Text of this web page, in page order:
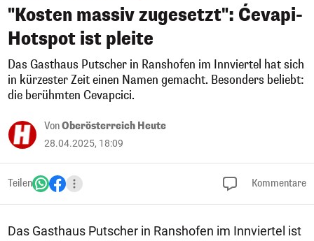
"Kosten massiv zugesetzt": Ćevapi-
Hotspot ist pleite
Das Gasthaus Putscher in Ranshofen im Innviertel hat sich
in kürzester Zeit einen Namen gemacht. Besonders beliebt:
die berühmten Cevapcici.
VonOberösterreich Heute
28.04.2025, 18:09
Teilen Kommentare
Das Gasthaus Putscher in Ranshofen im Innviertel ist